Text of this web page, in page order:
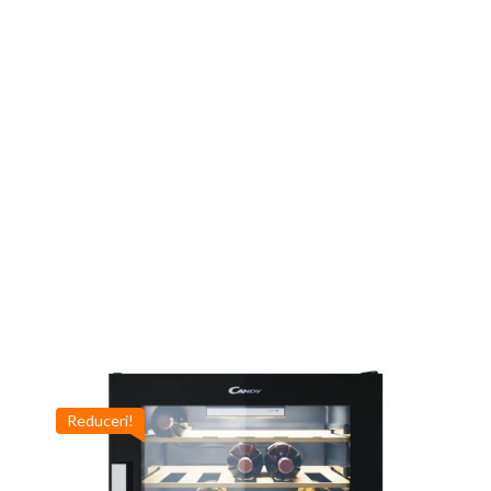
Reduceri!